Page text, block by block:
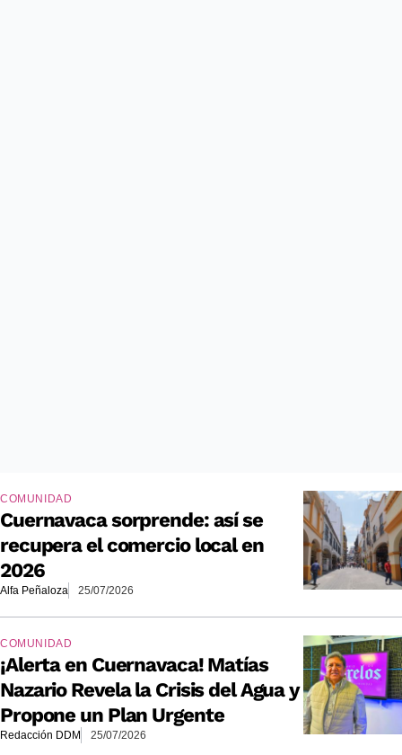
COMUNIDAD
Cuernavaca sorprende: así se
recupera el comercio local en
2026
Alfa Peñaloza 25/07/2026
COMUNIDAD
¡Alerta en Cuernavaca! Matías
Nazario Revela la Crisis del Agua y
Propone un Plan Urgente
Redacción DDM 25/07/2026